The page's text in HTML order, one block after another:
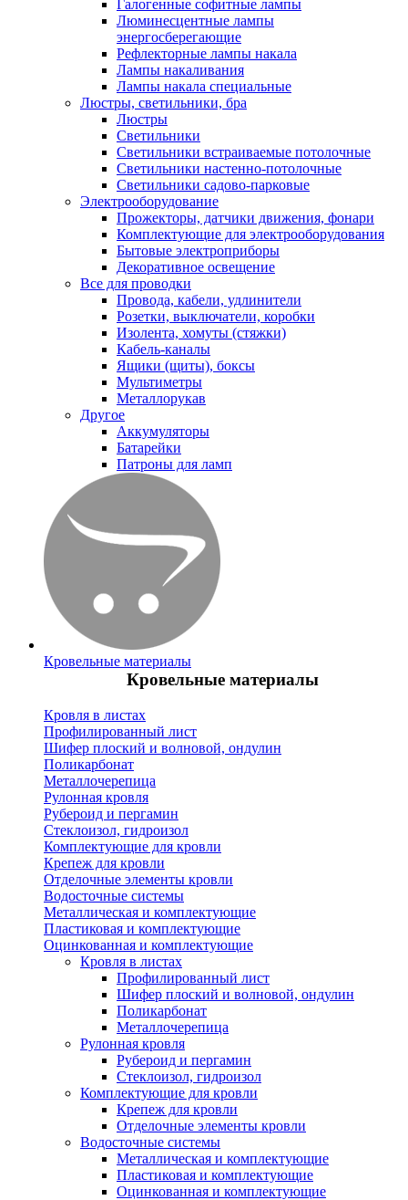
Галогенные софитные лампы
Люминесцентные лампы
энергосберегающие
Рефлекторные лампы накала
Лампы накаливания
Лампы накала специальные
Люстры, светильники, бра
Люстры
Светильники
Светильники встраиваемые потолочные
Светильники настенно-потолочные
Светильники садово-парковые
Электрооборудование
Прожекторы, датчики движения, фонари
Комплектующие для электрооборудования
Бытовые электроприборы
Декоративное освещение
Все для проводки
Провода, кабели, удлинители
Розетки, выключатели, коробки
Изолента, хомуты (стяжки)
Кабель-каналы
Ящики (щиты), боксы
Мультиметры
Металлорукав
Другое
Аккумуляторы
Батарейки
Патроны для ламп
Кровельные материалы
Кровельные материалы
Кровля в листах
Профилированный лист
Шифер плоский и волновой, ондулин
Поликарбонат
Металлочерепица
Рулонная кровля
Рубероид и пергамин
Стеклоизол, гидроизол
Комплектующие для кровли
Крепеж для кровли
Отделочные элементы кровли
Водосточные системы
Металлическая и комплектующие
Пластиковая и комплектующие
Оцинкованная и комплектующие
Кровля в листах
Профилированный лист
Шифер плоский и волновой, ондулин
Поликарбонат
Металлочерепица
Рулонная кровля
Рубероид и пергамин
Стеклоизол, гидроизол
Комплектующие для кровли
Крепеж для кровли
Отделочные элементы кровли
Водосточные системы
Металлическая и комплектующие
Пластиковая и комплектующие
Оцинкованная и комплектующие